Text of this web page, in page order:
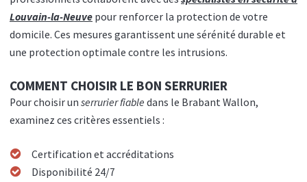
Louvain-la-Neuve pour renforcer la protection de votre
domicile. Ces mesures garantissent une sérénité durable et
une protection optimale contre les intrusions.
COMMENT CHOISIR LE BON SERRURIER
Pour choisir un serrurier fiable dans le Brabant Wallon,
examinez ces critères essentiels :
Certification et accréditations
Disponibilité 24/7